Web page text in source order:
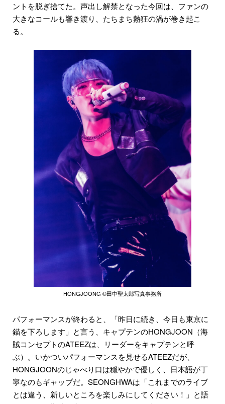
ントを脱ぎ捨てた。声出し解禁となった今回は、ファンの
大きなコールも響き渡り、たちまち熱狂の渦が巻き起こ
る。
HONGJOONG ©田中聖太郎写真事務所
パフォーマンスが終わると、「昨日に続き、今日も東京に
錨を下ろします」と言う、キャプテンのHONGJOON（海
賊コンセプトのATEEZは、リーダーをキャプテンと呼
ぶ）。いかついパフォーマンスを見せるATEEZだが、
HONGJOONのじゃべり口は穏やかで優しく、日本語が丁
寧なのもギャップだ。SEONGHWAは「これまでのライブ
とは違う、新しいところを楽しみにしてください！」と語